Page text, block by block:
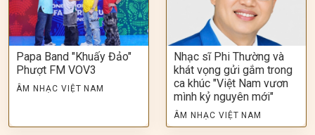
Papa Band "Khuấy Đảo"
Phượt FM VOV3
ÂM NHẠC VIỆT NAM
Nhạc sĩ Phi Thường và
khát vọng gửi gắm trong
ca khúc "Việt Nam vươn
mình kỷ nguyên mới"
ÂM NHẠC VIỆT NAM